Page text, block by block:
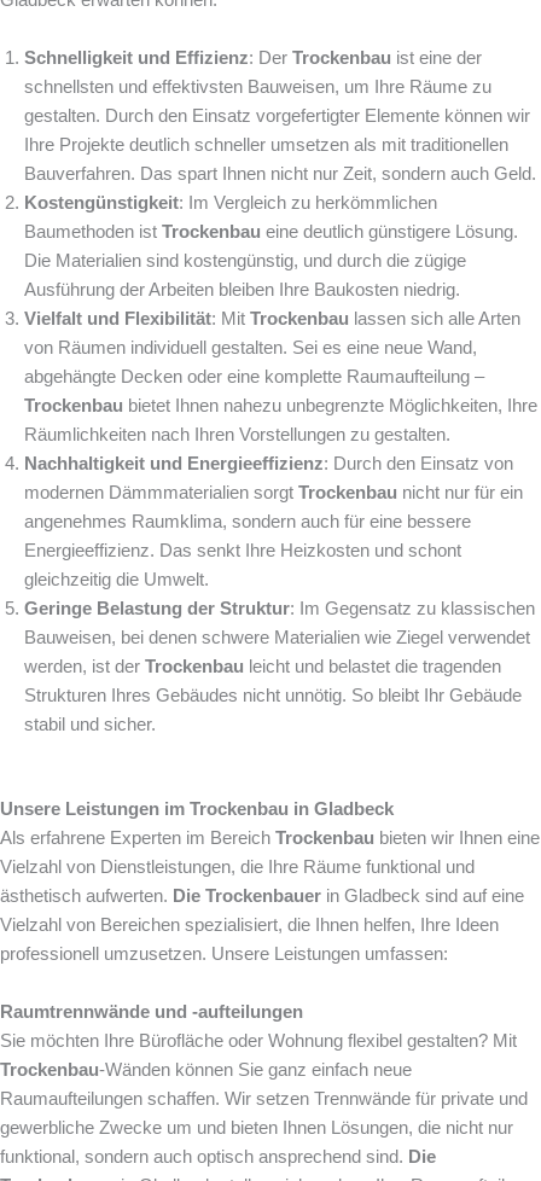
Schnelligkeit und Effizienz: Der Trockenbau ist eine der
schnellsten und effektivsten Bauweisen, um Ihre Räume zu
gestalten. Durch den Einsatz vorgefertigter Elemente können wir
Ihre Projekte deutlich schneller umsetzen als mit traditionellen
Bauverfahren. Das spart Ihnen nicht nur Zeit, sondern auch Geld.
Kostengünstigkeit: Im Vergleich zu herkömmlichen
Baumethoden ist Trockenbau eine deutlich günstigere Lösung.
Die Materialien sind kostengünstig, und durch die zügige
Ausführung der Arbeiten bleiben Ihre Baukosten niedrig.
Vielfalt und Flexibilität: Mit Trockenbau lassen sich alle Arten
von Räumen individuell gestalten. Sei es eine neue Wand,
abgehängte Decken oder eine komplette Raumaufteilung –
Trockenbau bietet Ihnen nahezu unbegrenzte Möglichkeiten, Ihre
Räumlichkeiten nach Ihren Vorstellungen zu gestalten.
Nachhaltigkeit und Energieeffizienz: Durch den Einsatz von
modernen Dämmmaterialien sorgt Trockenbau nicht nur für ein
angenehmes Raumklima, sondern auch für eine bessere
Energieeffizienz. Das senkt Ihre Heizkosten und schont
gleichzeitig die Umwelt.
Geringe Belastung der Struktur: Im Gegensatz zu klassischen
Bauweisen, bei denen schwere Materialien wie Ziegel verwendet
werden, ist der Trockenbau leicht und belastet die tragenden
Strukturen Ihres Gebäudes nicht unnötig. So bleibt Ihr Gebäude
stabil und sicher.
Unsere Leistungen im Trockenbau in Gladbeck
Als erfahrene Experten im Bereich Trockenbau bieten wir Ihnen eine
Vielzahl von Dienstleistungen, die Ihre Räume funktional und
ästhetisch aufwerten. Die Trockenbauer in Gladbeck sind auf eine
Vielzahl von Bereichen spezialisiert, die Ihnen helfen, Ihre Ideen
professionell umzusetzen. Unsere Leistungen umfassen:
Raumtrennwände und -aufteilungen
Sie möchten Ihre Bürofläche oder Wohnung flexibel gestalten? Mit
Trockenbau-Wänden können Sie ganz einfach neue
Raumaufteilungen schaffen. Wir setzen Trennwände für private und
gewerbliche Zwecke um und bieten Ihnen Lösungen, die nicht nur
funktional, sondern auch optisch ansprechend sind. Die